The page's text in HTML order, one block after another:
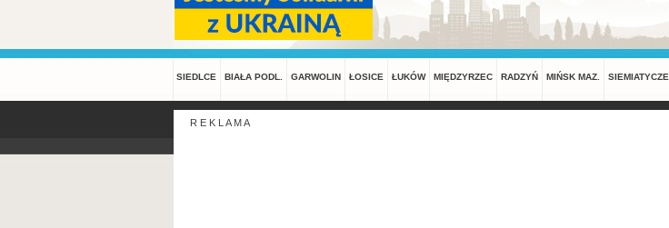
SIEDLCE BIAŁA PODL. GARWOLIN ŁOSICE ŁUKÓW MIĘDZYRZEC RADZYŃ MIŃSK MAZ. SIEMIATYCZE
R E K L A M A